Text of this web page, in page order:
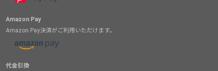
Amazon Pay
Amazon Pay決済がご利用いただけます。
代金引換